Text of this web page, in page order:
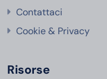
Contattaci
Cookie & Privacy
Risorse